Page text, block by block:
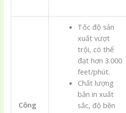
Công
Tốc độ sản
xuất vượt
trội, có thể
đạt hơn 3.000
feet/phút.
Chất lượng
bản in xuất
sắc, độ bền